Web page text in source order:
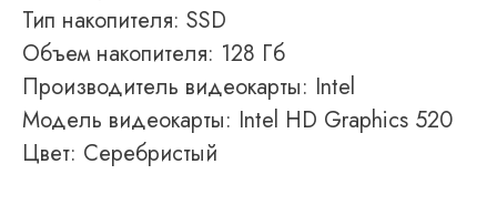
Тип накопителя: SSD
Объем накопителя: 128 Гб
Производитель видеокарты: Intel
Модель видеокарты: Intel HD Graphics 520
Цвет: Серебристый